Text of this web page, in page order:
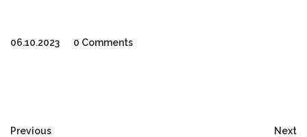
06.10.2023 0 Comments
Previous Next